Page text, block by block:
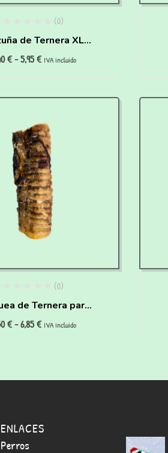
(0)
de Ternera XL
perros y gatos
€-5,95€ IVA incluido
(0)
de Ternera para
perros y gatos
€-6,85€ IVA incluido
ENLACES
Perros